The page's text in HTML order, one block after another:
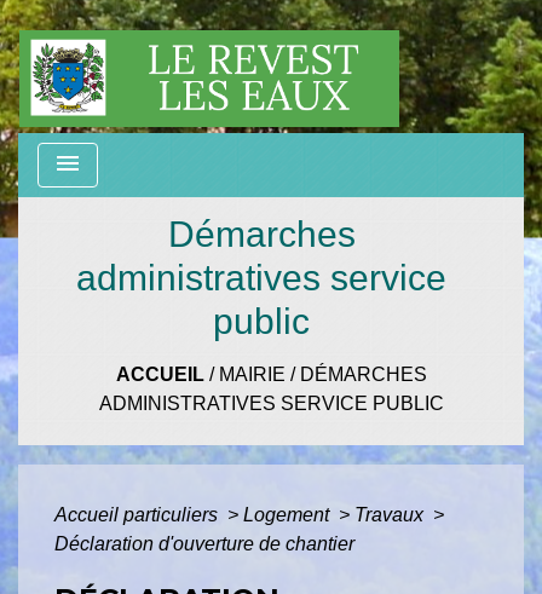
menu
Démarches
administratives service
public
ACCUEIL/ MAIRIE / DÉMARCHES
ADMINISTRATIVES SERVICE PUBLIC
Accueil particuliers > Logement > Travaux >
Déclaration d'ouverture de chantier